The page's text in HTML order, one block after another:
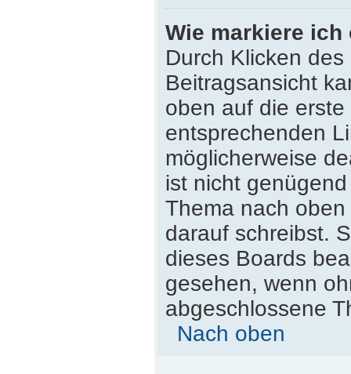
Wie markiere ich
Durch Klicken des
Beitragsansicht
oben auf die
entsprechenden
möglicherweise
ist nicht
Thema nach
darauf schreibst.
dieses Boards
gesehen, wenn
abgeschlossene
Nach oben